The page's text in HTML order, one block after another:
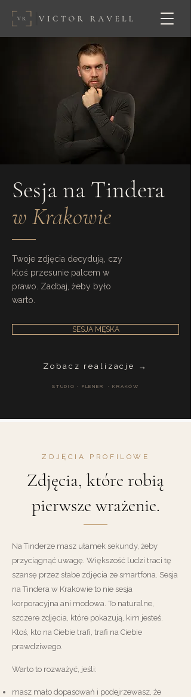
Sesja na Tindera
w Krakowie
Twoje zdjęcia decydują, czy
ktoś przesunie palcem w
prawo. Zadbaj, żeby było
warto.
SESJA MĘSKA
Zobacz realizacje →
STUDIO · PLENER · KRAKÓW
ZDJĘCIA PROFILOWE
Zdjęcia, które robią
pierwsze wrażenie.
Na Tinderze masz ułamek sekundy, żeby
przyciągnąć uwagę. Większość ludzi traci tę
szansę przez słabe zdjęcia ze smartfona. Sesja
na Tindera w Krakowie to nie sesja
korporacyjna ani modowa. To naturalne,
szczere zdjęcia, które pokazują, kim jesteś.
Ktoś, kto na Ciebie trafi, trafi na Ciebie
prawdziwego.
Warto to rozważyć, jeśli:
masz mało dopasowań i podejrzewasz, że